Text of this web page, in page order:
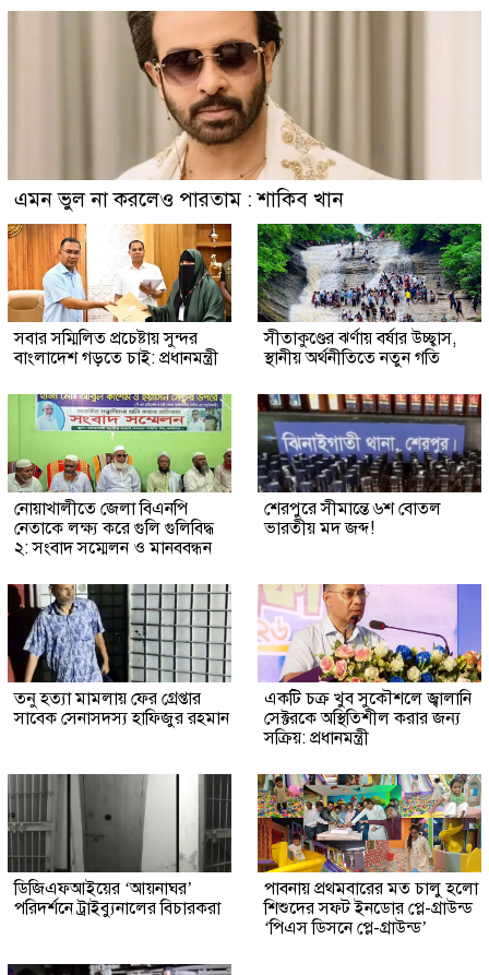
এমন ভুল না করলেও পারতাম : শাকিব খান
সবার সম্মিলিত প্রচেষ্টায় সুন্দর
বাংলাদেশ গড়তে চাই: প্রধানমন্ত্রী
সীতাকুণ্ডের ঝর্ণায় বর্ষার উচ্ছ্বাস,
স্থানীয় অর্থনীতিতে নতুন গতি
নোয়াখালীতে জেলা বিএনপি
নেতাকে লক্ষ্য করে গুলি গুলিবিদ্ধ
২: সংবাদ সম্মেলন ও মানববন্ধন
শেরপুরে সীমান্তে ৬শ বোতল
ভারতীয় মদ জব্দ!
তনু হত্যা মামলায় ফের গ্রেপ্তার
সাবেক সেনাসদস্য হাফিজুর রহমান
একটি চক্র খুব সুকৌশলে জ্বালানি
সেক্টরকে অস্থিতিশীল করার জন্য
সক্রিয়: প্রধানমন্ত্রী
ডিজিএফআইয়ের ‘আয়নাঘর’
পরিদর্শনে ট্রাইব্যুনালের বিচারকরা
পাবনায় প্রথমবারের মত চালু হলো
শিশুদের সফট ইনডোর প্লে-গ্রাউন্ড
‘পিএস ডিসনে প্লে-গ্রাউন্ড’